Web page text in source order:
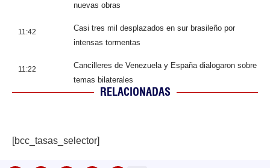
nuevas obras
11:42
Casi tres mil desplazados en sur brasileño por
intensas tormentas
11:22
Cancilleres de Venezuela y España dialogaron sobre
temas bilaterales
RELACIONADAS
[bcc_tasas_selector]